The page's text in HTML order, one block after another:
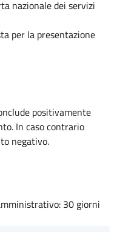
nazionale dei servizi
per la presentazione
positivamente
In caso contrario
negativo.
30 giorni